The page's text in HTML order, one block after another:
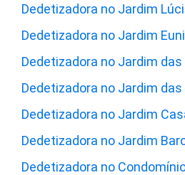
Dedetizadora no Jardim
Dedetizadora no Jardim
Dedetizadora no Jardim das
Dedetizadora no Jardim
Dedetizadora no Jardim
Dedetizadora no Jardim
Dedetizadora no